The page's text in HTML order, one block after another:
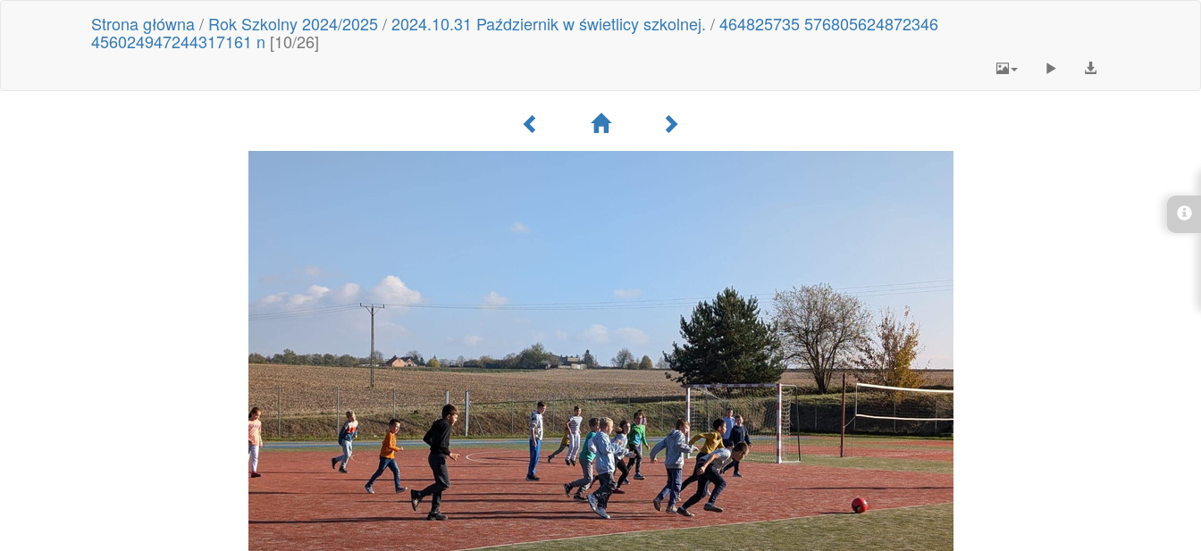
Strona główna/ Rok Szkolny 2024/2025/2024.10.31 Październik w świetlicy szkolnej. /464825735 576805624872346
456024947244317161 n [10/26]